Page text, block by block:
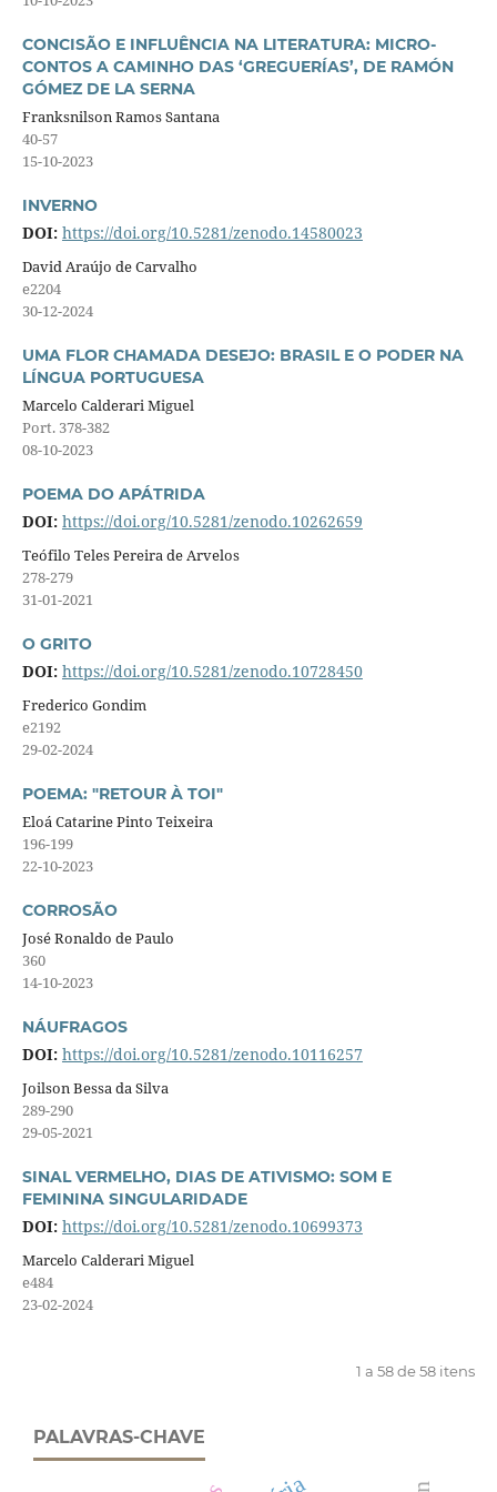
CONCISÃO E INFLUÊNCIA NA LITERATURA: MICRO-
CONTOS A CAMINHO DAS ‘GREGUERÍAS’, DE RAMÓN
GÓMEZ DE LA SERNA
Franksnilson Ramos Santana
40-57
15-10-2023
INVERNO
DOI: https://doi.org/10.5281/zenodo.14580023
David Araújo de Carvalho
e2204
30-12-2024
UMA FLOR CHAMADA DESEJO: BRASIL E O PODER NA
LÍNGUA PORTUGUESA
Marcelo Calderari Miguel
Port. 378-382
08-10-2023
POEMA DO APÁTRIDA
DOI: https://doi.org/10.5281/zenodo.10262659
Teófilo Teles Pereira de Arvelos
278-279
31-01-2021
O GRITO
DOI: https://doi.org/10.5281/zenodo.10728450
Frederico Gondim
e2192
29-02-2024
POEMA: "RETOUR À TOI"
Eloá Catarine Pinto Teixeira
196-199
22-10-2023
CORROSÃO
José Ronaldo de Paulo
360
14-10-2023
NÁUFRAGOS
DOI: https://doi.org/10.5281/zenodo.10116257
Joilson Bessa da Silva
289-290
29-05-2021
SINAL VERMELHO, DIAS DE ATIVISMO: SOM E
FEMININA SINGULARIDADE
DOI: https://doi.org/10.5281/zenodo.10699373
Marcelo Calderari Miguel
e484
23-02-2024
1 a 58 de 58 itens
PALAVRAS-CHAVE